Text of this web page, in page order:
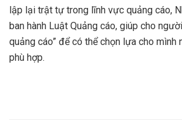
lập lại trật tự trong lĩnh vực quảng cáo,
ban hành Luật Quảng cáo, giúp cho
quảng cáo” để có thể chọn lựa cho mình
phù hợp.